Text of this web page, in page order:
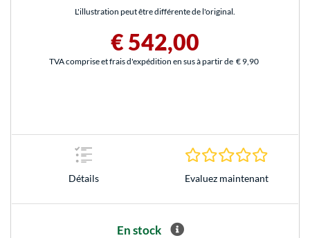
L'illustration peut être différente de l'original.
€ 542,00
TVA comprise et frais d'expédition en sus à partir de € 9,90
Détails Evaluez maintenant
En stock